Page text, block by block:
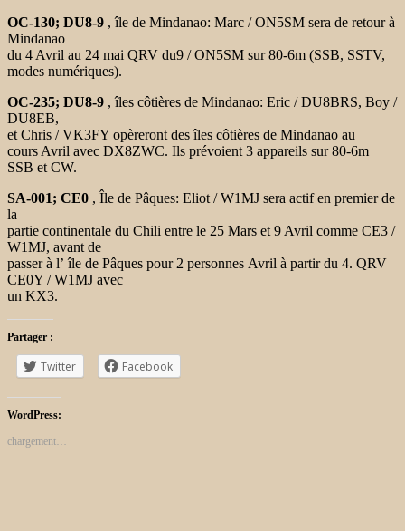
OC-130; DU8-9 , île de Mindanao: Marc / ON5SM sera de retour à
Mindanao
du 4 Avril au 24 mai QRV du9 / ON5SM sur 80-6m (SSB, SSTV,
modes numériques).
OC-235; DU8-9 , îles côtières de Mindanao: Eric / DU8BRS, Boy /
DU8EB,
et Chris / VK3FY opèreront des îles côtières de Mindanao au
cours Avril avec DX8ZWC. Ils prévoient 3 appareils sur 80-6m
SSB et CW.
SA-001; CE0 , Île de Pâques: Eliot / W1MJ sera actif en premier de
la
partie continentale du Chili entre le 25 Mars et 9 Avril comme CE3 /
W1MJ, avant de
passer à l’ île de Pâques pour 2 personnes Avril à partir du 4. QRV
CE0Y / W1MJ avec
un KX3.
Partager :
Twitter Facebook
WordPress:
chargement…